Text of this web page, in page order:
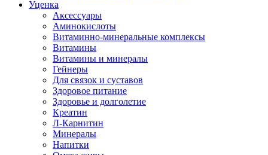
Уценка
Аксессуары
Аминокислоты
Витаминно-минеральные комплексы
Витамины
Витамины и минералы
Гейнеры
Для связок и суставов
Здоровое питание
Здоровье и долголетие
Креатин
Л-Карнитин
Минералы
Напитки